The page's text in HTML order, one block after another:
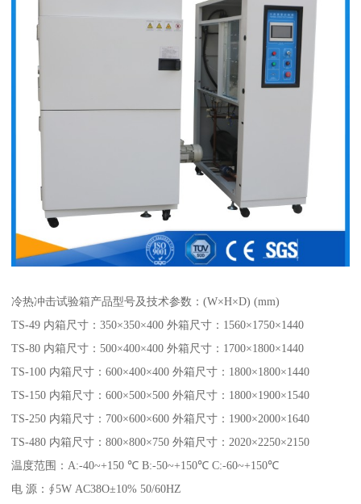
冷热冲击试验箱产品型号及技术参数：(W×H×D) (mm)
TS-49 内箱尺寸：350×350×400 外箱尺寸：1560×1750×1440
TS-80 内箱尺寸：500×400×400 外箱尺寸：1700×1800×1440
TS-100 内箱尺寸：600×400×400 外箱尺寸：1800×1800×1440
TS-150 内箱尺寸：600×500×500 外箱尺寸：1800×1900×1540
TS-250 内箱尺寸：700×600×600 外箱尺寸：1900×2000×1640
TS-480 内箱尺寸：800×800×750 外箱尺寸：2020×2250×2150
温度范围：A:-40~+150 ℃ B:-50~+150℃ C:-60~+150℃
电 源：∮5W AC38O±10% 50/60HZ